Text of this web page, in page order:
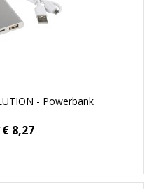
- Powerbank
€ 8,27